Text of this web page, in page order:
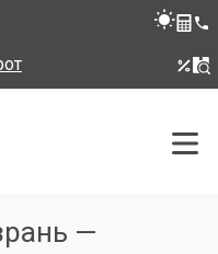
—